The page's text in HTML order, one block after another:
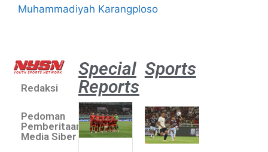
Muhammadiyah Karangploso
Redaksi
Pedoman
Pemberitaan
Media Siber
Special
Reports
Sports